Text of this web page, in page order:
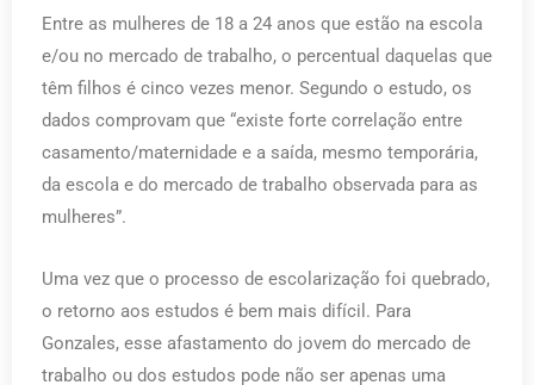
Entre as mulheres de 18 a 24 anos que estão na escola
e/ou no mercado de trabalho, o percentual daquelas que
têm filhos é cinco vezes menor. Segundo o estudo, os
dados comprovam que “existe forte correlação entre
casamento/maternidade e a saída, mesmo temporária,
da escola e do mercado de trabalho observada para as
mulheres”.
Uma vez que o processo de escolarização foi quebrado,
o retorno aos estudos é bem mais difícil. Para
Gonzales, esse afastamento do jovem do mercado de
trabalho ou dos estudos pode não ser apenas uma